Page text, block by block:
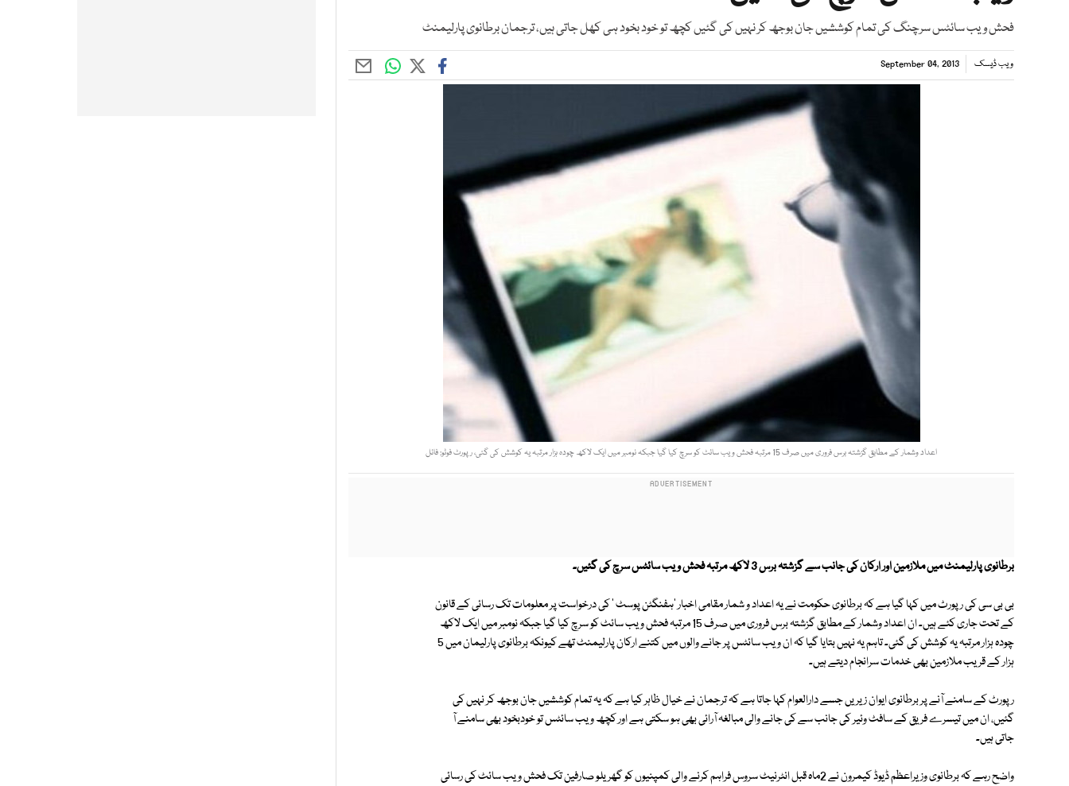
فحش ویب سائٹس سرچنگ کی تمام کوششیں جان بوجھ کر نہیں کی گئیں کچھ تو خود بخود ہی کھل جاتی ہیں، ترجمان برطانوی پارلیمنٹ
ویب ڈیسک September 04, 2013
اعداد وشمار کے مطابق گزشتہ برس فروری میں صرف 15 مرتبہ فحش ویب سائٹ کو سرچ کیا گیا جبکہ نومبر میں ایک لاکھ چودہ ہزار مرتبہ یہ کوشش کی گئی، رپورٹ فوٹو: فائل
برطانوی پارلیمنٹ میں ملازمین اور ارکان کی جانب سے گزشتہ برس 3 لاکھ مرتبہ فحش ویب سائٹس سرچ کی گئیں۔
بی بی سی کی رپورٹ میں کہا گیا ہے کہ برطانوی حکومت نے یہ اعداد و شمار مقامی اخبار 'ہفنگٹن پوسٹ ' کی درخواست پر معلومات تک رسائی کے قانون
کے تحت جاری کئے ہیں۔ ان اعداد وشمار کے مطابق گزشتہ برس فروری میں صرف 15 مرتبہ فحش ویب سائٹ کو سرچ کیا گیا جبکہ نومبر میں ایک لاکھ
چودہ ہزار مرتبہ یہ کوشش کی گئی۔ تاہم یہ نہیں بتایا گیا کہ ان ویب سائٹس پر جانے والوں میں کتنے ارکان پارلیمنٹ تھے کیونکہ برطانوی پارلیمان میں 5
ہزار کے قریب ملازمین بھی خدمات سرانجام دیتے ہیں۔
رپورٹ کے سامنے آنے پر برطانوی ایوان زیریں جسے دارالعوام کہا جاتا ہے کہ ترجمان نے خیال ظاہر کیا ہے کہ یہ تمام کوششیں جان بوجھ کر نہیں کی
گئیں، ان میں تیسرے فریق کے سافٹ وئیر کی جانب سے کی جانے والی مبالغہ آرائی بھی ہو سکتی ہے اور کچھ ویب سائٹس تو خودبخود بھی سامنے آ
جاتی ہیں۔
واضح رہے کہ برطانوی وزیراعظم ڈیوڈ کیمرون نے 2ماہ قبل انٹرنیٹ سروس فراہم کرنے والی کمپنیوں کو گھریلو صارفین تک فحش ویب سائٹ کی رسائی